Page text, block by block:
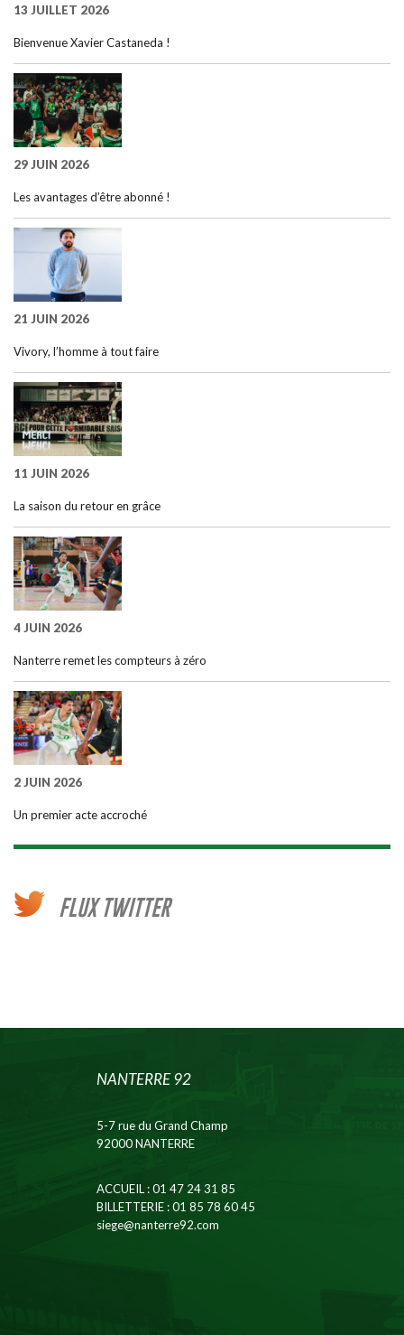
13 JUILLET 2026
Bienvenue Xavier Castaneda !
29 JUIN 2026
Les avantages d’être abonné !
21 JUIN 2026
Vivory, l’homme à tout faire
11 JUIN 2026
La saison du retour en grâce
4 JUIN 2026
Nanterre remet les compteurs à zéro
2 JUIN 2026
Un premier acte accroché
FLUX TWITTER
NANTERRE 92
5-7 rue du Grand Champ
92000 NANTERRE
ACCUEIL: 01 47 24 31 85
BILLETTERIE: 01 85 78 60 45
siege@nanterre92.com